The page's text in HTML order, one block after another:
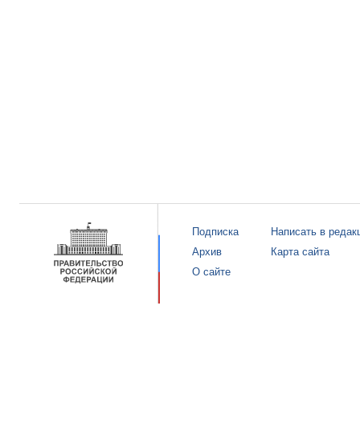
Подписка
Архив
О сайте
Написать в
Карта сайта